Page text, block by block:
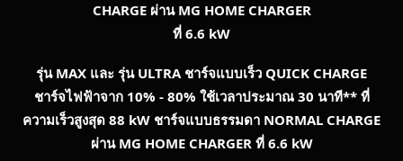
CHARGE ผ่าน MG HOME CHARGER
ที่ 6.6 kW
รุ่น MAX และ รุ่น ULTRA ชาร์จแบบเร็ว QUICK CHARGE
ชาร์จไฟฟ้าจาก 10% - 80% ใช้เวลาประมาณ 30 นาที** ที่
ความเร็วสูงสุด 88 kW ชาร์จแบบธรรมดา NORMAL CHARGE
ผ่าน MG HOME CHARGER ที่ 6.6 kW